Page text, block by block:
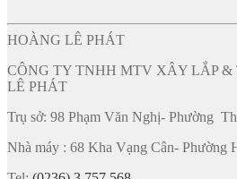
HOÀNG LÊ PHÁT
CÔNG TY TNHH MTV XÂY LẮP
LÊ PHÁT
Trụ sở: 98 Phạm Văn Nghị- Phường
Nhà máy : 68 Kha Vạng Cân- Phường